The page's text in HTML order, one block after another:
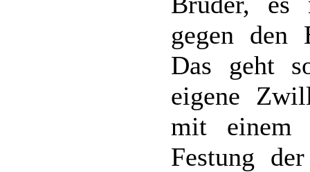
gegen den
Das geht
eigene
mit einem
Festung